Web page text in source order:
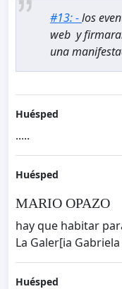
#13: -los
web y
una
Huésped
.....
Huésped
MARIO OPAZO
hay que habitar
La Galer[ia
Huésped